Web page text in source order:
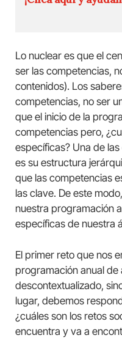
Lo nuclear es que el
ser las competencias,
contenidos). Los
competencias, no ser
que el inicio de la
competencias pero,
específicas? Una de
es su estructura
que las competencias
las clave. De este
nuestra programación
específicas de nuestra
El primer reto que nos
programación anual de
descontextualizado,
lugar, debemos
¿cuáles son los retos
encuentra y va a